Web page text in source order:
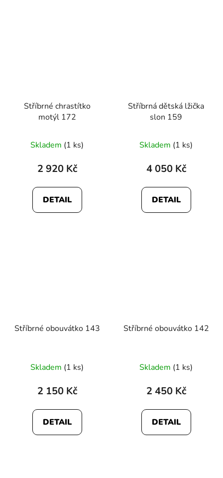
Stříbrné chrastítko
motýl 172
Skladem (1 ks)
2 920 Kč
DETAIL
Stříbrná dětská lžička
slon 159
Skladem (1 ks)
4 050 Kč
DETAIL
Stříbrné obouvátko 143
Skladem (1 ks)
2 150 Kč
DETAIL
Stříbrné obouvátko 142
Skladem (1 ks)
2 450 Kč
DETAIL